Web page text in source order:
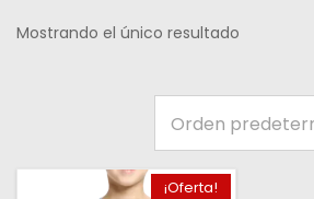
Mostrando el único resultado
¡Oferta!